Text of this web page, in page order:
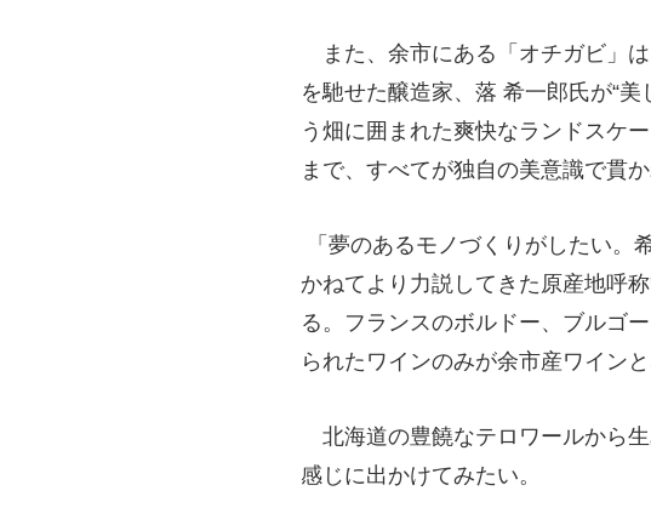
また、余市にある「オチガビ」
を馳せた醸造家、落 希一郎氏が“
う畑に囲まれた爽快なランドスケ
まで、すべてが独自の美意識で貫
「夢のあるモノづくりがしたい。
かねてより力説してきた原産地呼
る。フランスのボルドー、ブルゴ
られたワインのみが余市産ワインと
北海道の豊饒なテロワールから
感じに出かけてみたい。